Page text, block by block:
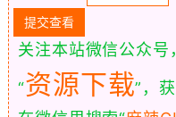
关注本站微信公众号
“资源下载”，